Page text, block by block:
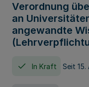
Verordnung
an
angewandte
In Kraft Seit